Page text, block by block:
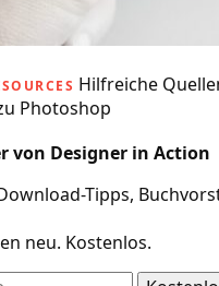
Hilfreiche
Photoshop
von Designer in Action
Tipps,
neu. Kostenlos.